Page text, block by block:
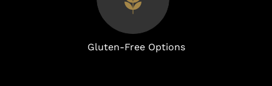
Gluten-Free Options